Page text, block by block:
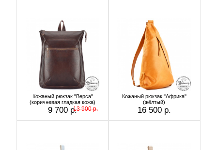
Кожаный рюкзак "Верса"
(коричневая гладкая кожа)
9 700 р.13 900 р.
Кожаный рюкзак "Африка"
(жёлтый)
16 500 р.